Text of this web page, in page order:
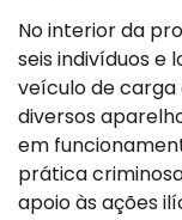
No interior da
seis indivíduos e
veículo de
diversos
em
prática
apoio às ações